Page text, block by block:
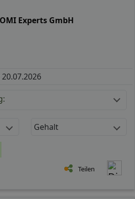
Experts GmbH
Gehalt
Teilen